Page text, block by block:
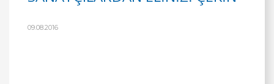
09.08.2016